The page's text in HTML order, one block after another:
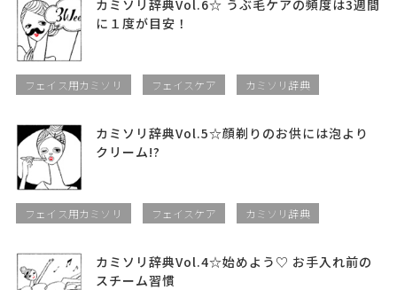
カミソリ辞典Vol.6☆ うぶ毛ケアの頻度は3週間
に１度が目安！
フェイス用カミソリ フェイスケア カミソリ辞典
カミソリ辞典Vol.5☆顔剃りのお供には泡より
クリーム!?
フェイス用カミソリ フェイスケア カミソリ辞典
カミソリ辞典Vol.4☆始めよう♡ お手入れ前の
スチーム習慣